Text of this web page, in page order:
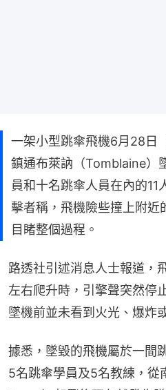
一架小型跳傘飛機6月28日
鎮通布萊訥（Tomblaine）
員和十名跳傘人員在內的11
擊者稱，飛機險些撞上附近
目睹整個過程。
路透社引述消息人士報道，
左右爬升時，引擎聲突然停
墜機前並未看到火光、爆炸
據悉，墜毀的飛機屬於一間
5名跳傘學員及5名教練，